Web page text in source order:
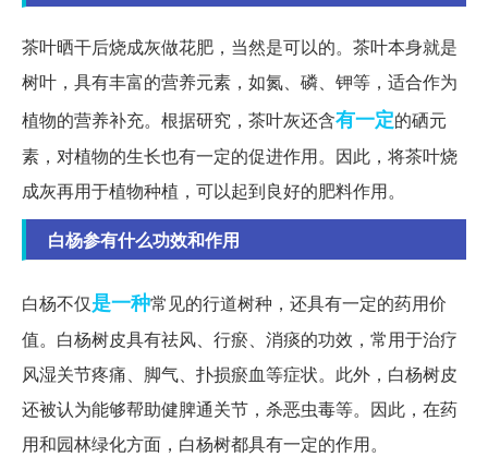
茶叶晒干后烧成灰做花肥，当然是可以的。茶叶本身就是
树叶，具有丰富的营养元素，如氮、磷、钾等，适合作为
植物的营养补充。根据研究，茶叶灰还含有一定的硒元
素，对植物的生长也有一定的促进作用。因此，将茶叶烧
成灰再用于植物种植，可以起到良好的肥料作用。
白杨参有什么功效和作用
白杨不仅是一种常见的行道树种，还具有一定的药用价
值。白杨树皮具有祛风、行瘀、消痰的功效，常用于治疗
风湿关节疼痛、脚气、扑损瘀血等症状。此外，白杨树皮
还被认为能够帮助健脾通关节，杀恶虫毒等。因此，在药
用和园林绿化方面，白杨树都具有一定的作用。